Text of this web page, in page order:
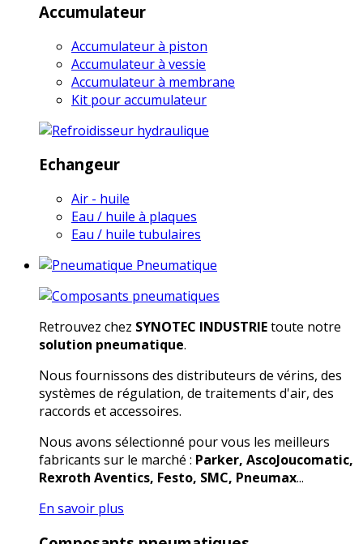
Accumulateur
Accumulateur à piston
Accumulateur à vessie
Accumulateur à membrane
Kit pour accumulateur
Echangeur
Air - huile
Eau / huile à plaques
Eau / huile tubulaires
Pneumatique
Retrouvez chez SYNOTEC INDUSTRIEtoute notre
solution pneumatique.
Nous fournissons des distributeurs de vérins, des
systèmes de régulation, de traitements d'air, des
raccords et accessoires.
Nous avons sélectionné pour vous les meilleurs
fabricants sur le marché : Parker, AscoJoucomatic,
Rexroth Aventics, Festo, SMC, Pneumax...
En savoir plus